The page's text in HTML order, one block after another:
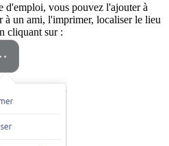
d'emploi, vous pouvez l'ajouter à
à un ami, l'imprimer, localiser le lieu
cliquant sur :